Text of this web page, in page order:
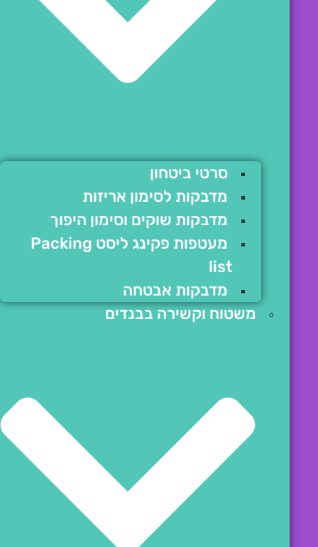
סרטי ביטחון
מדבקות לסימון אריזות
מדבקות שוקים וסימון היפוך
מעטפות פקינג ליסט Packing
list
מדבקות אבטחה
משטוח וקשירה בבנדים